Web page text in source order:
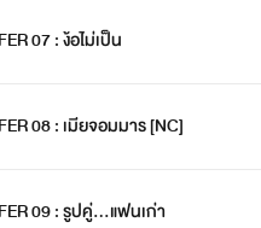
07 : ง้อไม่เป็น
08 : เมียจอมมาร [NC]
09 : รูปคู่...แฟนเก่า